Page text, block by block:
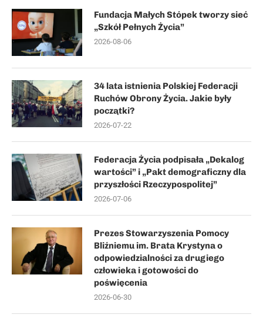
Fundacja Małych Stópek tworzy sieć
„Szkół Pełnych Życia”
2026-08-06
34 lata istnienia Polskiej Federacji
Ruchów Obrony Życia. Jakie były
początki?
2026-07-22
Federacja Życia podpisała „Dekalog
wartości” i „Pakt demograficzny dla
przyszłości Rzeczypospolitej”
2026-07-06
Prezes Stowarzyszenia Pomocy
Bliźniemu im. Brata Krystyna o
odpowiedzialności za drugiego
człowieka i gotowości do
poświęcenia
2026-06-30